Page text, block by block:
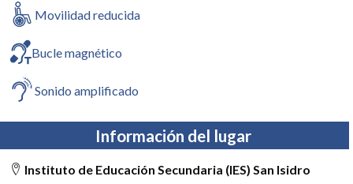
Movilidad reducida
Bucle magnético
Sonido amplificado
Información del lugar
Instituto de Educación Secundaria (IES) San Isidro